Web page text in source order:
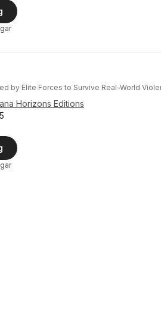
by Elite Forces to Survive Real-World
Horizons Editions